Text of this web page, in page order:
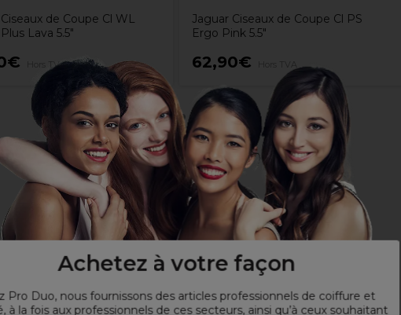
Achetez à votre façon
Pro Duo, nous fournissons des articles professionnels de coiffure et
à la fois aux professionnels de ces secteurs, ainsi qu’à ceux souhaitant
de Coupe Cl WL
Lava 5.5"
Hors TVA
Jaguar Ciseaux de Coupe Cl PS
Ergo Pink 5.5"
62,90€
faire de JAGUAR en matière de production
vie
et un travail détendu
très détendue sans empreintes